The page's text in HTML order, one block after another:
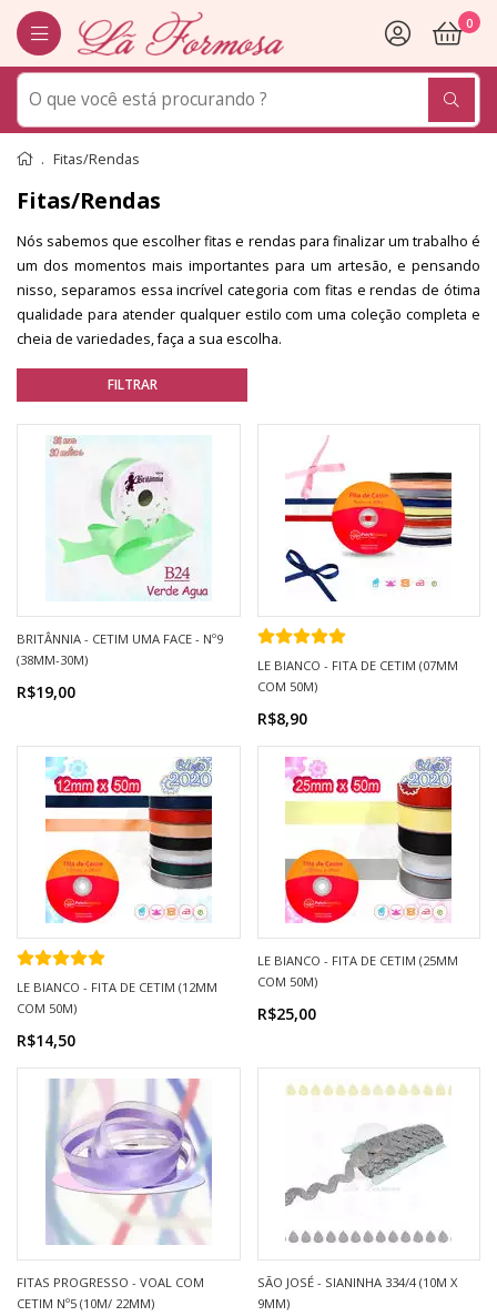
0
Fitas/Rendas
Fitas/Rendas
Nós sabemos que escolher fitas e rendas para finalizar um trabalho é
um dos momentos mais importantes para um artesão, e pensando
nisso, separamos essa incrível categoria com fitas e rendas de ótima
qualidade para atender qualquer estilo com uma coleção completa e
cheia de variedades, faça a sua escolha.
BRITÂNNIA - CETIM UMA FACE - Nº9
(38MM-30M)
R$19,00
LE BIANCO - FITA DE CETIM (07MM
COM 50M)
R$8,90
LE BIANCO - FITA DE CETIM (12MM
COM 50M)
R$14,50
LE BIANCO - FITA DE CETIM (25MM
COM 50M)
R$25,00
FITAS PROGRESSO - VOAL COM
CETIM Nº5 (10M/ 22MM)
SÃO JOSÉ - SIANINHA 334/4 (10M X
9MM)